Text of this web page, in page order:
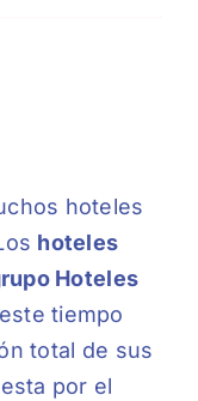
hoteles
hoteles
Hoteles
tiempo
total de sus
por el